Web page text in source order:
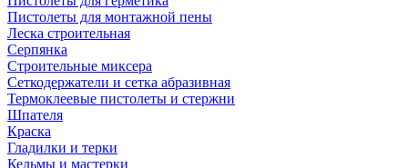
Пистолеты для монтажной пены
Леска строительная
Серпянка
Строительные миксера
Сеткодержатели и сетка абразивная
Термоклеевые пистолеты и стержни
Шпателя
Краска
Гладилки и терки
Кельмы и мастерки